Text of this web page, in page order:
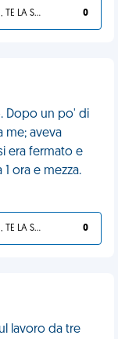
SVEGLIATI, TE LA SEI CERCATA! 0
Dopo un po' di
me; aveva
era fermato e
ora e mezza.
SVEGLIATI, TE LA SEI CERCATA! 0
lavoro da tre